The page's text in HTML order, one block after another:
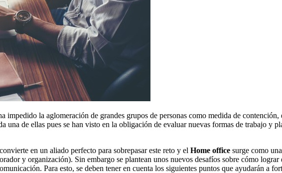
la aglomeración de grandes grupos de personas como medida de contención,
una de ellas pues se han visto en la obligación de evaluar nuevas formas de trabajo y
en un aliado perfecto para sobrepasar este reto y el Home office surge como
y organización). Sin embargo se plantean unos nuevos desafíos sobre cómo
Para esto, se deben tener en cuenta los siguientes puntos que ayudarán a